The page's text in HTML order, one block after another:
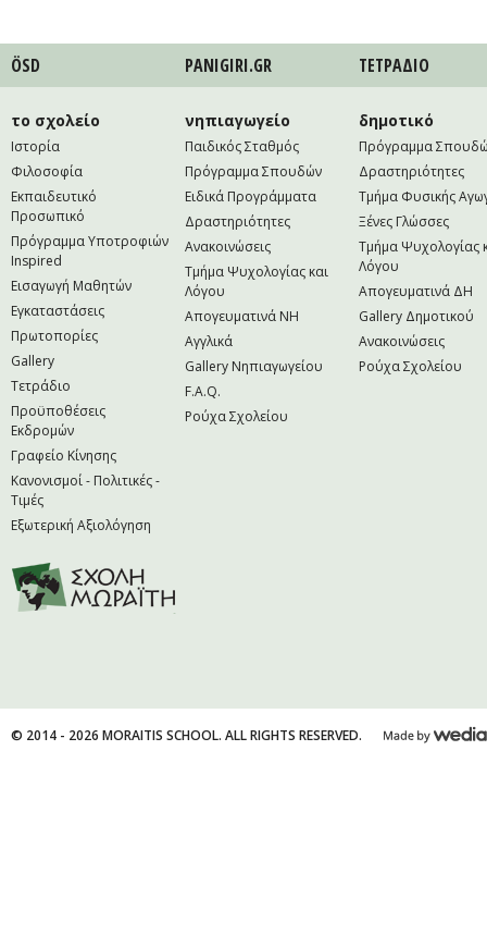
ÖSD PANIGIRI.GR ΤΕΤΡAΔΙΟ
το σχολείο
Ιστορία
Φιλοσοφία
Εκπαιδευτικό
Προσωπικό
Πρόγραμμα Υποτροφιών
Inspired
Εισαγωγή Μαθητών
Εγκαταστάσεις
Πρωτοπορίες
Gallery
Τετράδιο
Προϋποθέσεις
Εκδρομών
Γραφείο Κίνησης
Κανονισμοί - Πολιτικές -
Τιμές
Εξωτερική Αξιολόγηση
νηπιαγωγείο
Παιδικός Σταθμός
Πρόγραμμα Σπουδών
Ειδικά Προγράμματα
Δραστηριότητες
Ανακοινώσεις
Τμήμα Ψυχολογίας και
Λόγου
Απογευματινά NH
Αγγλικά
Gallery Νηπιαγωγείου
F.A.Q.
Ρούχα Σχολείου
δημοτικό
Πρόγραμμα
Δραστηριότητες
Τμήμα Φυσικής
Ξένες Γλώσσες
Τμήμα Ψυχολογίας
Λόγου
Απογευματινά ΔΗ
Gallery Δημοτικού
Ανακοινώσεις
Ρούχα Σχολείου
© 2014 - 2026 MORAITIS SCHOOL. ALL RIGHTS RESERVED.